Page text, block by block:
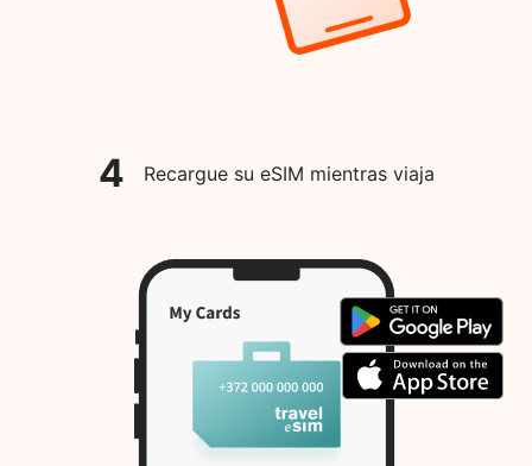
4 Recargue su eSIM mientras viaja